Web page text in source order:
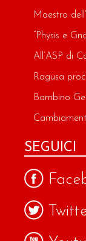
Maestro
“Physis e
All’ASP di
Ragusa
Bambino
SEGUICI